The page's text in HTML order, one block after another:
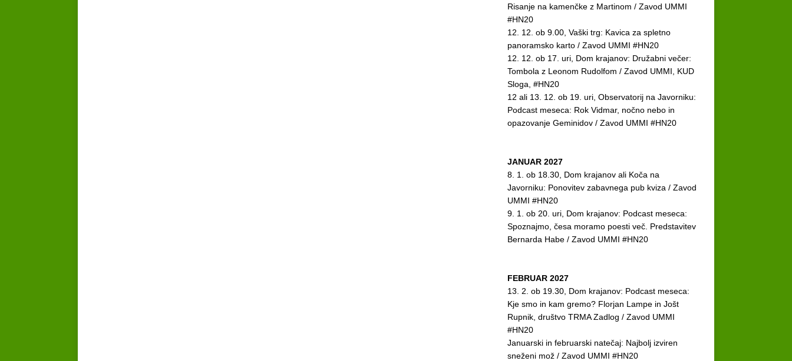
Risanje na kamenčke z Martinom / Zavod UMMI
#HN20
12. 12. ob 9.00, Vaški trg: Kavica za spletno
panoramsko karto / Zavod UMMI #HN20
12. 12. ob 17. uri, Dom krajanov: Družabni večer:
Tombola z Leonom Rudolfom / Zavod UMMI, KUD
Sloga, #HN20
12 ali 13. 12. ob 19. uri, Observatorij na Javorniku:
Podcast meseca: Rok Vidmar, nočno nebo in
opazovanje Geminidov / Zavod UMMI #HN20
JANUAR 2027
8. 1. ob 18.30, Dom krajanov ali Koča na
Javorniku: Ponovitev zabavnega pub kviza / Zavod
UMMI #HN20
9. 1. ob 20. uri, Dom krajanov: Podcast meseca:
Spoznajmo, česa moramo poesti več. Predstavitev
Bernarda Habe / Zavod UMMI #HN20
FEBRUAR 2027
13. 2. ob 19.30, Dom krajanov: Podcast meseca:
Kje smo in kam gremo? Florjan Lampe in Jošt
Rupnik, društvo TRMA Zadlog / Zavod UMMI
#HN20
Januarski in februarski natečaj: Najbolj izviren
sneženi mož / Zavod UMMI #HN20